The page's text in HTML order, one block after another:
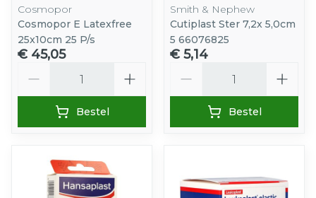
Cosmopor
Cosmopor E Latexfree
25x10cm 25 P/s
€ 45,05
Bestel
Smith & Nephew
Cutiplast Ster 7,2x 5,0cm
5 66076825
€ 5,14
Bestel